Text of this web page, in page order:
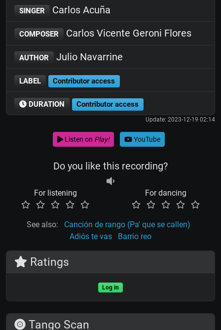
SINGER Carlos Acuña
COMPOSER Carlos Vicente Geroni Flores
AUTHOR Julio Navarrine
LABEL Contributor access
DURATION Contributor access
Update: 2023-12-19 02:14
Listen on Play! YouTube
Do you like this recording?
For listening For dancing
See also:
Canción de rango (Pa' que se callen)
Adiós te vas
Barrio reo
Ratings
Log in
Tango Scan